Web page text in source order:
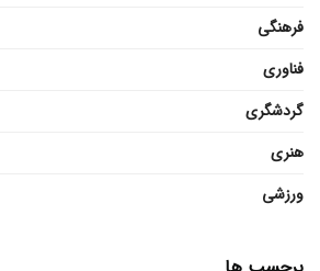
فرهنگی
فناوری
گردشگری
هنری
ورزشی